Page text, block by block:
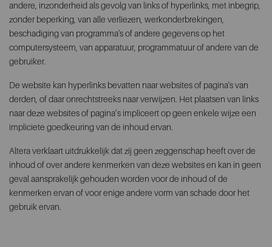
andere, inzonderheid als gevolg van links of hyperlinks, met inbegrip,
zonder beperking, van alle verliezen, werkonderbrekingen,
beschadiging van programma's of andere gegevens op het
computersysteem, van apparatuur, programmatuur of andere van de
gebruiker.
De website kan hyperlinks bevatten naar websites of pagina's van
derden, of daar onrechtstreeks naar verwijzen. Het plaatsen van links
naar deze websites of pagina’s impliceert op geen enkele wijze een
impliciete goedkeuring van de inhoud ervan.
Altera verklaart uitdrukkelijk dat zij geen zeggenschap heeft over de
inhoud of over andere kenmerken van deze websites en kan in geen
geval aansprakelijk gehouden worden voor de inhoud of de
kenmerken ervan of voor enige andere vorm van schade door het
gebruik ervan.